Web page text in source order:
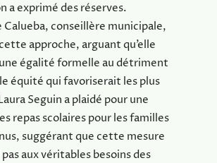
a exprimé des réserves.
Calueba, conseillère municipale,
approche, arguant qu’elle
égalité formelle au détriment
équité qui favoriserait les plus
Seguin a plaidé pour une
repas scolaires pour les familles
suggérant que cette mesure
aux véritables besoins des